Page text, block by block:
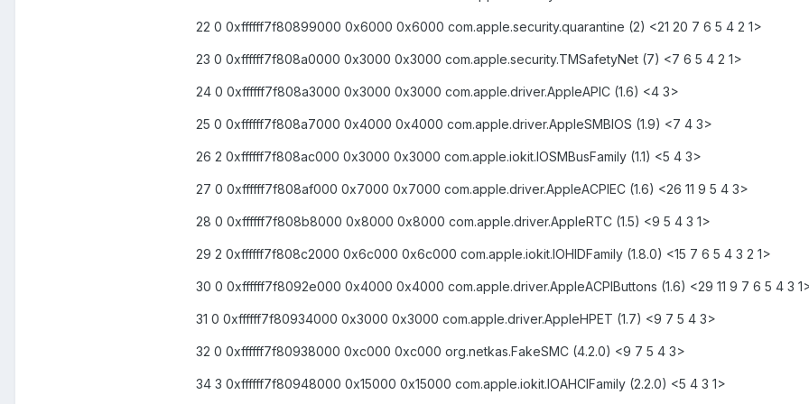
22 0 0xffffff7f80899000 0x6000 0x6000 com.apple.security.quarantine (2) <21 20 7 6 5 4 2 1>
23 0 0xffffff7f808a0000 0x3000 0x3000 com.apple.security.TMSafetyNet (7) <7 6 5 4 2 1>
24 0 0xffffff7f808a3000 0x3000 0x3000 com.apple.driver.AppleAPIC (1.6) <4 3>
25 0 0xffffff7f808a7000 0x4000 0x4000 com.apple.driver.AppleSMBIOS (1.9) <7 4 3>
26 2 0xffffff7f808ac000 0x3000 0x3000 com.apple.iokit.IOSMBusFamily (1.1) <5 4 3>
27 0 0xffffff7f808af000 0x7000 0x7000 com.apple.driver.AppleACPIEC (1.6) <26 11 9 5 4 3>
28 0 0xffffff7f808b8000 0x8000 0x8000 com.apple.driver.AppleRTC (1.5) <9 5 4 3 1>
29 2 0xffffff7f808c2000 0x6c000 0x6c000 com.apple.iokit.IOHIDFamily (1.8.0) <15 7 6 5 4 3 2 1>
30 0 0xffffff7f8092e000 0x4000 0x4000 com.apple.driver.AppleACPIButtons (1.6) <29 11 9 7 6 5 4 3
31 0 0xffffff7f80934000 0x3000 0x3000 com.apple.driver.AppleHPET (1.7) <9 7 5 4 3>
32 0 0xffffff7f80938000 0xc000 0xc000 org.netkas.FakeSMC (4.2.0) <9 7 5 4 3>
34 3 0xffffff7f80948000 0x15000 0x15000 com.apple.iokit.IOAHCIFamily (2.2.0) <5 4 3 1>